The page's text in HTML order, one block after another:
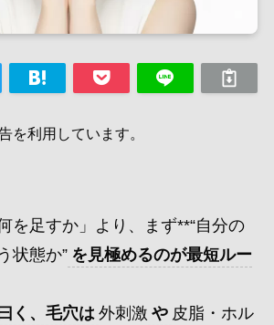
を利用しています。
を足すか」より、まず**“自分の
状態か” を見極めるのが最短ルー
く、毛穴は 外刺激 や 皮脂・ホル